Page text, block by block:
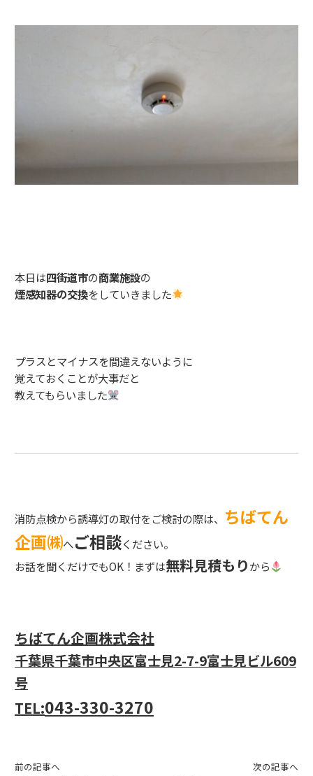
本日は四街道市の商業施設の
煙感知器の交換をしていきました
プラスとマイナスを間違えないように
覚えておくことが大事だと
教えてもらいました
消防点検から誘導灯の取付をご検討の際は、 ちばてん
企画㈱へご相談ください。
お話を聞くだけでもOK！まずは無料見積もりから
ちばてん企画株式会社
千葉県千葉市中央区富士見2-7-9富士見ビル609
号
TEL:043-330-3270
前の記事へ 次の記事へ